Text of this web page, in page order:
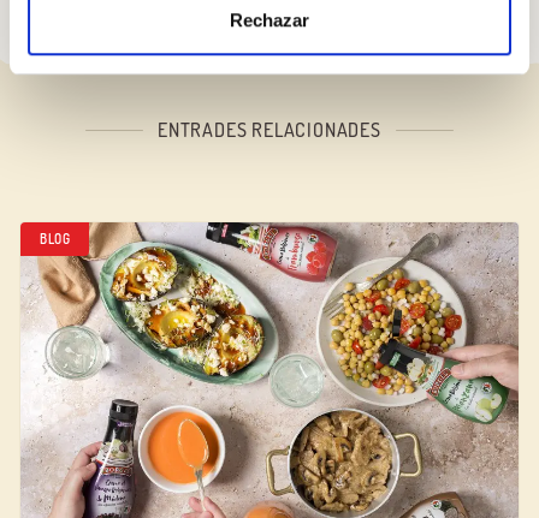
Rechazar
ENTRADES RELACIONADES
BLOG